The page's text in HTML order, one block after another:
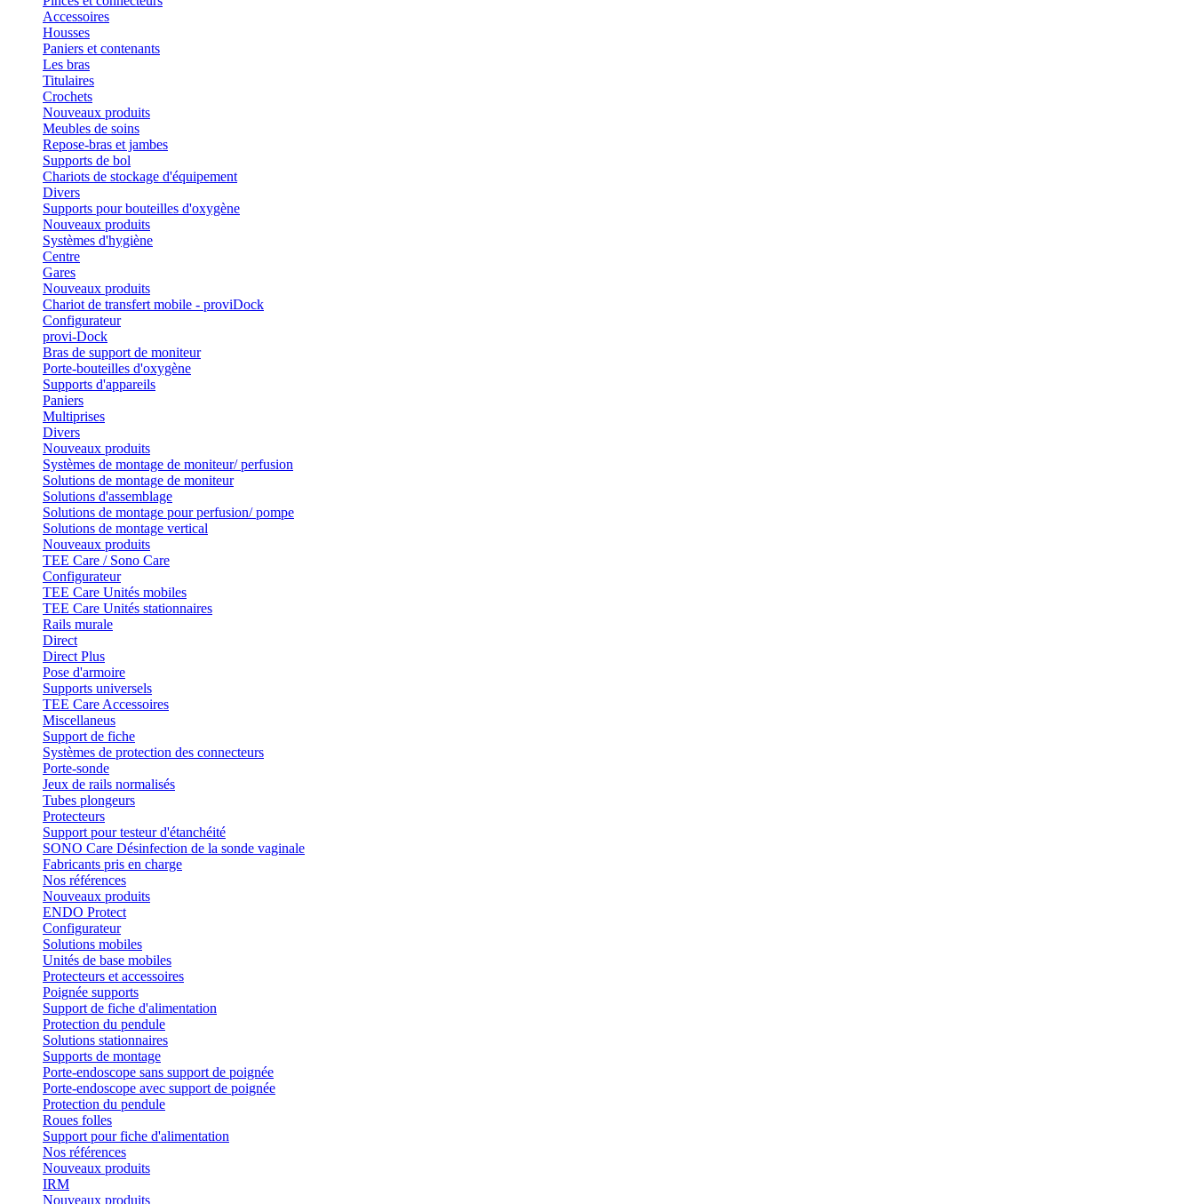
Accessoires
Housses
Paniers et contenants
Les bras
Titulaires
Crochets
Nouveaux produits
Meubles de soins
Repose-bras et jambes
Supports de bol
Chariots de stockage d'équipement
Divers
Supports pour bouteilles d'oxygène
Nouveaux produits
Systèmes d'hygiène
Centre
Gares
Nouveaux produits
Chariot de transfert mobile - proviDock
Configurateur
provi-Dock
Bras de support de moniteur
Porte-bouteilles d'oxygène
Supports d'appareils
Paniers
Multiprises
Divers
Nouveaux produits
Systèmes de montage de moniteur/ perfusion
Solutions de montage de moniteur
Solutions d'assemblage
Solutions de montage pour perfusion/ pompe
Solutions de montage vertical
Nouveaux produits
TEE Care / Sono Care
Configurateur
TEE Care Unités mobiles
TEE Care Unités stationnaires
Rails murale
Direct
Direct Plus
Pose d'armoire
Supports universels
TEE Care Accessoires
Miscellaneus
Support de fiche
Systèmes de protection des connecteurs
Porte-sonde
Jeux de rails normalisés
Tubes plongeurs
Protecteurs
Support pour testeur d'étanchéité
SONO Care Désinfection de la sonde vaginale
Fabricants pris en charge
Nos références
Nouveaux produits
ENDO Protect
Configurateur
Solutions mobiles
Unités de base mobiles
Protecteurs et accessoires
Poignée supports
Support de fiche d'alimentation
Protection du pendule
Solutions stationnaires
Supports de montage
Porte-endoscope sans support de poignée
Porte-endoscope avec support de poignée
Protection du pendule
Roues folles
Support pour fiche d'alimentation
Nos références
Nouveaux produits
IRM
Nouveaux produits